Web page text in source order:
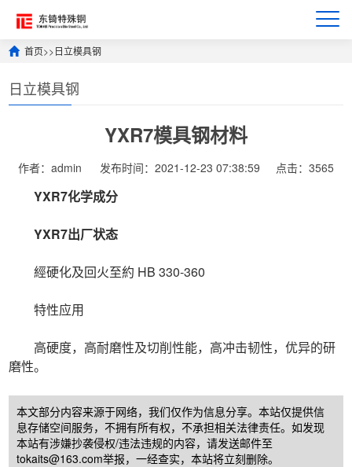
首页>>日立模具钢
日立模具钢
YXR7模具钢材料
作者：admin 发布时间：2021-12-23 07:38:59 点击：3565
YXR7化学成分
YXR7出厂状态
經硬化及回火至約 HB 330-360
特性应用
高硬度，高耐磨性及切削性能，高冲击韧性，优异的研
磨性。
本文部分内容来源于网络，我们仅作为信息分享。本站仅提供信
息存储空间服务，不拥有所有权，不承担相关法律责任。如发现
本站有涉嫌抄袭侵权/违法违规的内容，请发送邮件至
tokaits@163.com举报，一经查实，本站将立刻删除。